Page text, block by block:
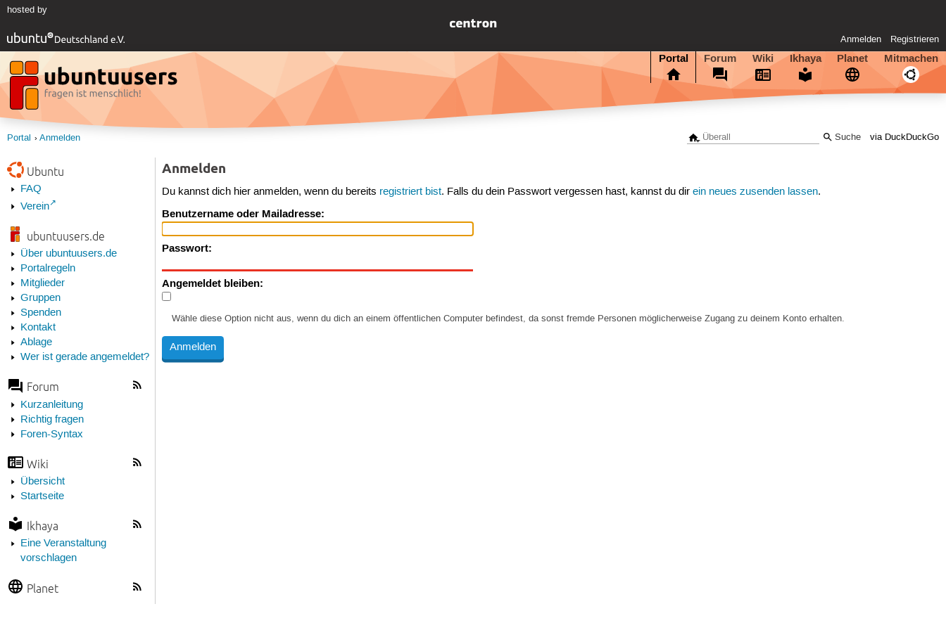
hosted by
Anmelden Registrieren
Portal Forum Wiki Ikhaya Planet Mitmachen
via DuckDuckGo
Portal Anmelden
Ubuntu
FAQ
Verein
ubuntuusers.de
Über ubuntuusers.de
Portalregeln
Mitglieder
Gruppen
Spenden
Kontakt
Ablage
Wer ist gerade angemeldet?
Forum
Kurzanleitung
Richtig fragen
Foren-Syntax
Wiki
Übersicht
Startseite
Ikhaya
Eine Veranstaltung
vorschlagen
Planet
Anmelden
Du kannst dich hier anmelden, wenn du bereits registriert bist. Falls du dein Passwort vergessen hast, kannst du direin neues zusenden lassen.
Benutzername oder Mailadresse:
Passwort:
Angemeldet bleiben:
Wähle diese Option nicht aus, wenn du dich an einem öffentlichen Computer befindest, da sonst fremde Personen möglicherweise Zugang zu deinem Konto erhalten.